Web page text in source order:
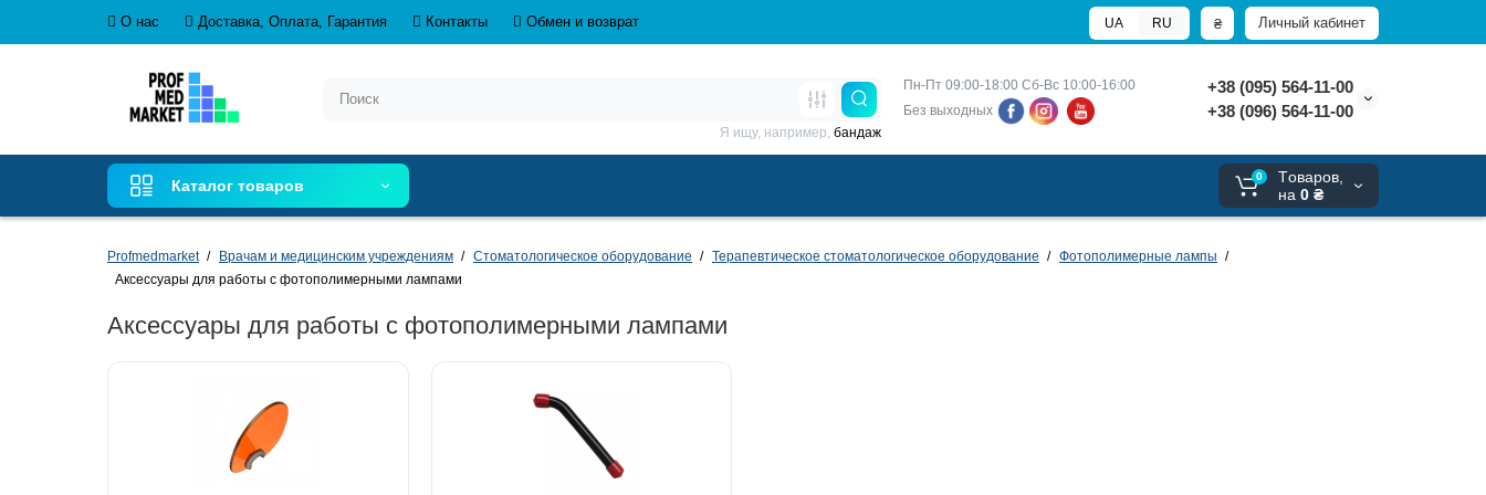
О нас Доставка, Оплата, Гарантия Контакты Обмен и возврат Личный кабинет
₴
UA RU
Пн-Пт 09:00-18:00 Сб-Вс 10:00-16:00
Без выходных
+38 (095) 564-11-00
+38 (096) 564-11-00
Я ищу, например, бандаж
Каталог товаров
0
Tоваров,
на 0 ₴
Profmedmarket Врачам и медицинским учреждениям Стоматологическое оборудование Терапевтическое стоматологическое оборудование
Фотополимерные лампы
Аксессуары для работы с фотополимерными лампами
Аксессуары для работы с фотополимерными лампами